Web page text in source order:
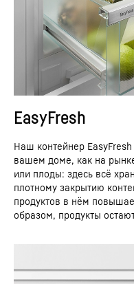
EasyFresh
Наш контейнер EasyFresh
вашем доме, как на
или плоды: здесь всё
плотному закрытию
продуктов в нём
образом, продукты